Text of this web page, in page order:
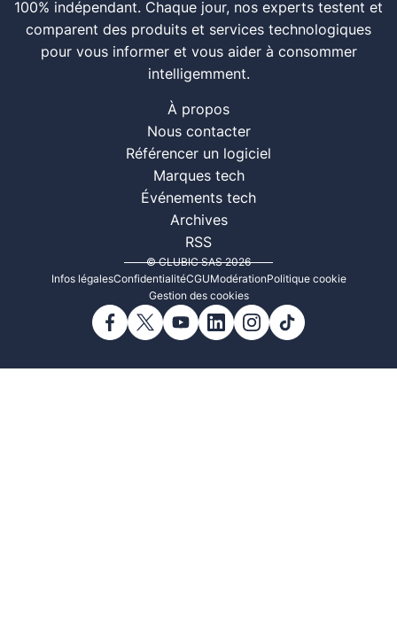
100% indépendant. Chaque jour, nos experts testent et
comparent des produits et services technologiques
pour vous informer et vous aider à consommer
intelligemment.
À propos
Nous contacter
Référencer un logiciel
Marques tech
Événements tech
Archives
RSS
© CLUBIC SAS 2026
Infos légalesConfidentialitéCGUModérationPolitique cookie
Gestion des cookies